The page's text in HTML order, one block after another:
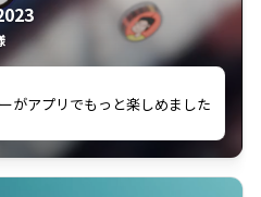
てビッグサイトで6時間も滞在
がアプリでもっと楽しめました